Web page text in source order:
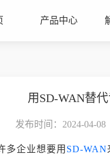
产品中心
用SD-WAN替
发布时间：2024-04-08
多企业想要用 SD-WAN